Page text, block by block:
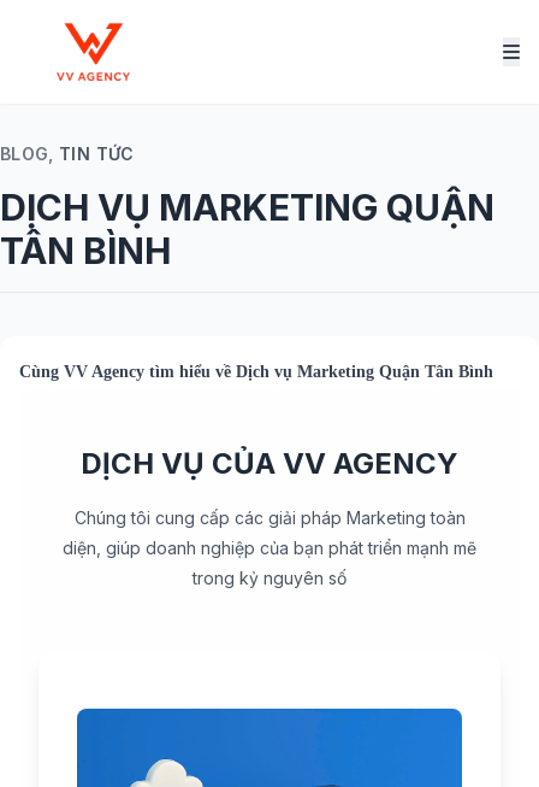
BLOG, TIN TỨC
DỊCH VỤ MARKETING QUẬN
TÂN BÌNH
Cùng VV Agency tìm hiểu về Dịch vụ Marketing Quận Tân Bình
DỊCH VỤ CỦA VV AGENCY
Chúng tôi cung cấp các giải pháp Marketing toàn
diện, giúp doanh nghiệp của bạn phát triển mạnh mẽ
trong kỷ nguyên số